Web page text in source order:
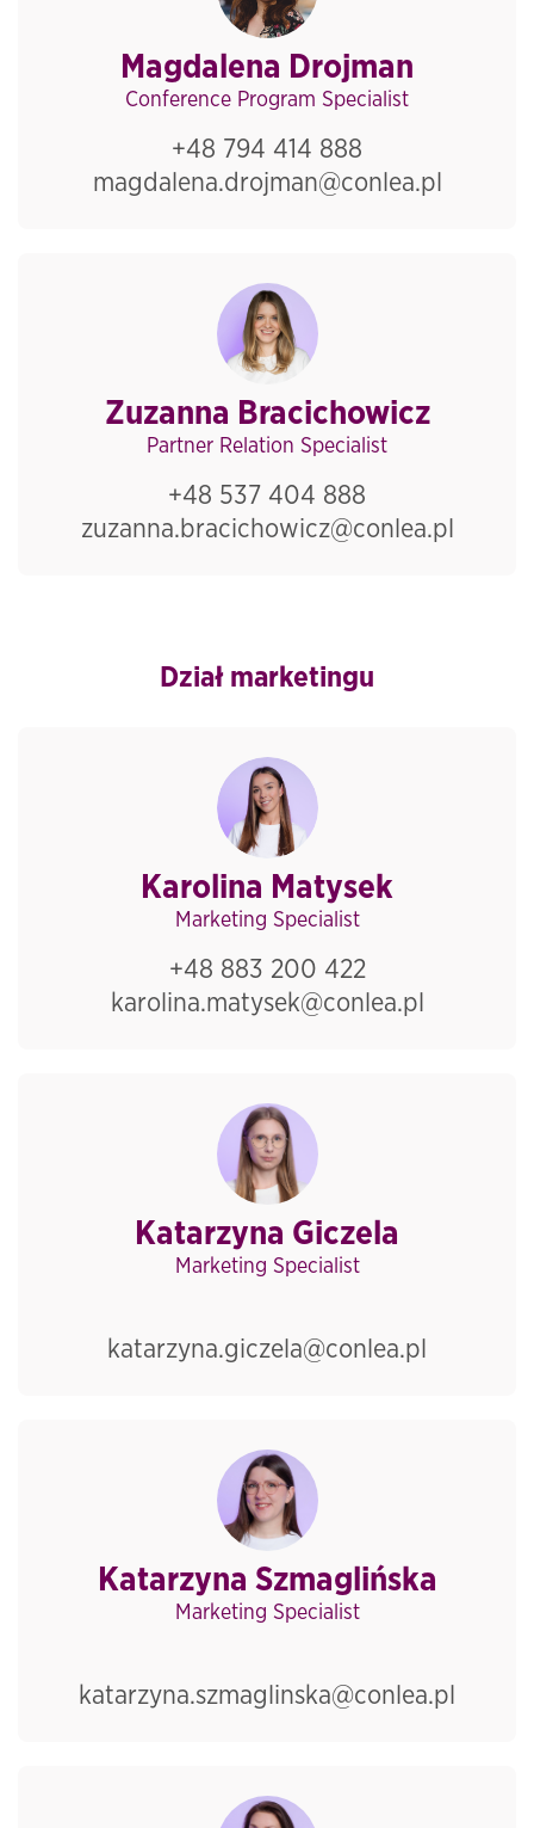
Magdalena Drojman
Conference Program Specialist
+48 794 414 888
magdalena.drojman@conlea.pl
Zuzanna Bracichowicz
Partner Relation Specialist
+48 537 404 888
zuzanna.bracichowicz@conlea.pl
Dział marketingu
Karolina Matysek
Marketing Specialist
+48 883 200 422
karolina.matysek@conlea.pl
Katarzyna Giczela
Marketing Specialist
katarzyna.giczela@conlea.pl
Katarzyna Szmaglińska
Marketing Specialist
katarzyna.szmaglinska@conlea.pl